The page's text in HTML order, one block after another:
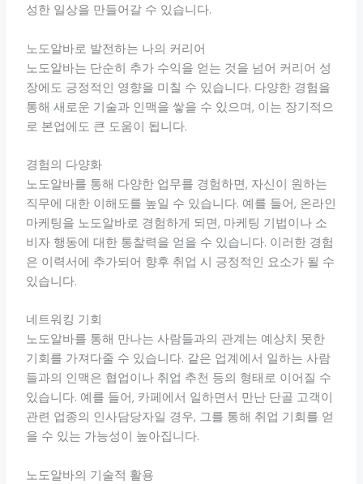
성한 일상을 만들어갈 수 있습니다.
노도알바로 발전하는 나의 커리어
노도알바는 단순히 추가 수익을 얻는 것을 넘어 커리어 성
장에도 긍정적인 영향을 미칠 수 있습니다. 다양한 경험을
통해 새로운 기술과 인맥을 쌓을 수 있으며, 이는 장기적으
로 본업에도 큰 도움이 됩니다.
경험의 다양화
노도알바를 통해 다양한 업무를 경험하면, 자신이 원하는
직무에 대한 이해도를 높일 수 있습니다. 예를 들어, 온라인
마케팅을 노도알바로 경험하게 되면, 마케팅 기법이나 소
비자 행동에 대한 통찰력을 얻을 수 있습니다. 이러한 경험
은 이력서에 추가되어 향후 취업 시 긍정적인 요소가 될 수
있습니다.
네트워킹 기회
노도알바를 통해 만나는 사람들과의 관계는 예상치 못한
기회를 가져다줄 수 있습니다. 같은 업계에서 일하는 사람
들과의 인맥은 협업이나 취업 추천 등의 형태로 이어질 수
있습니다. 예를 들어, 카페에서 일하면서 만난 단골 고객이
관련 업종의 인사담당자일 경우, 그를 통해 취업 기회를 얻
을 수 있는 가능성이 높아집니다.
노도알바의 기술적 활용